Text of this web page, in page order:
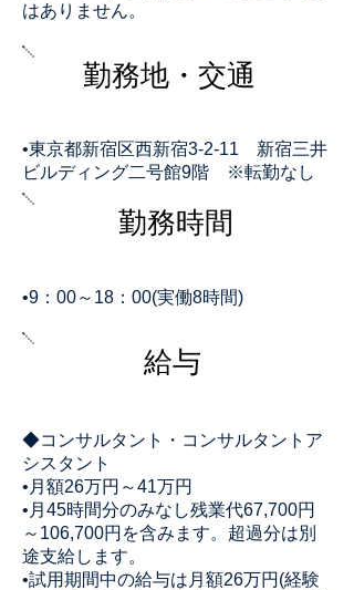
はありません。
​勤務地・交通
•東京都新宿区西新宿3-2-11 新宿三井
ビルディング二号館9階 ※転勤なし
​勤務時間
•9：00～18：00(実働8時間)
​給与
◆コンサルタント・コンサルタントア
シスタント
•月額26万円～41万円
•月45時間分のみなし残業代67,700円
～106,700円を含みます。超過分は別
途支給します。
•試用期間中の給与は月額26万円(経験